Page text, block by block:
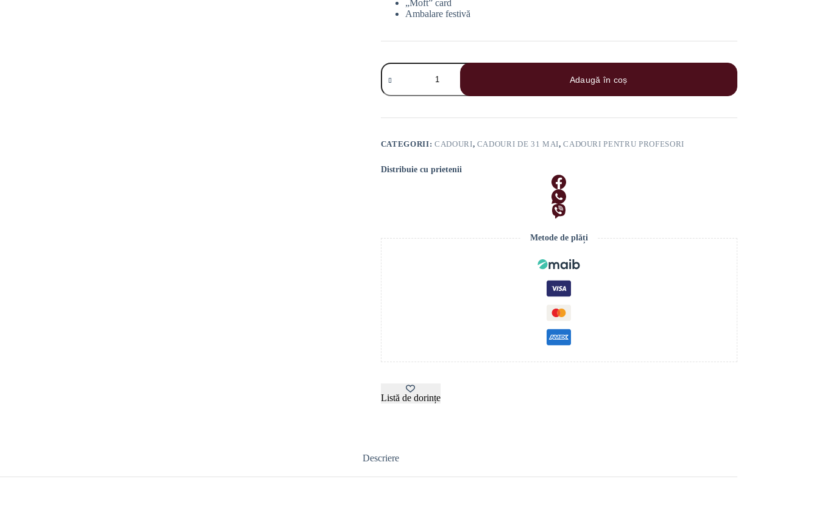
„Moft” card
Ambalare festivă
Cantitate
Set
Cadou
Elegant
Profesori
Artizanal”
Adaugă în coș
CATEGORII: CADOURI, CADOURI DE 31 MAI,CADOURI PENTRU PROFESORI
Distribuie cu prietenii
Metode de plăți
Listă de dorințe
Descriere